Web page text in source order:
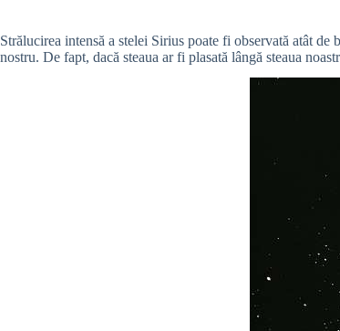
Strălucirea intensă a stelei Sirius poate fi observată atât
nostru. De fapt, dacă steaua ar fi plasată lângă steaua